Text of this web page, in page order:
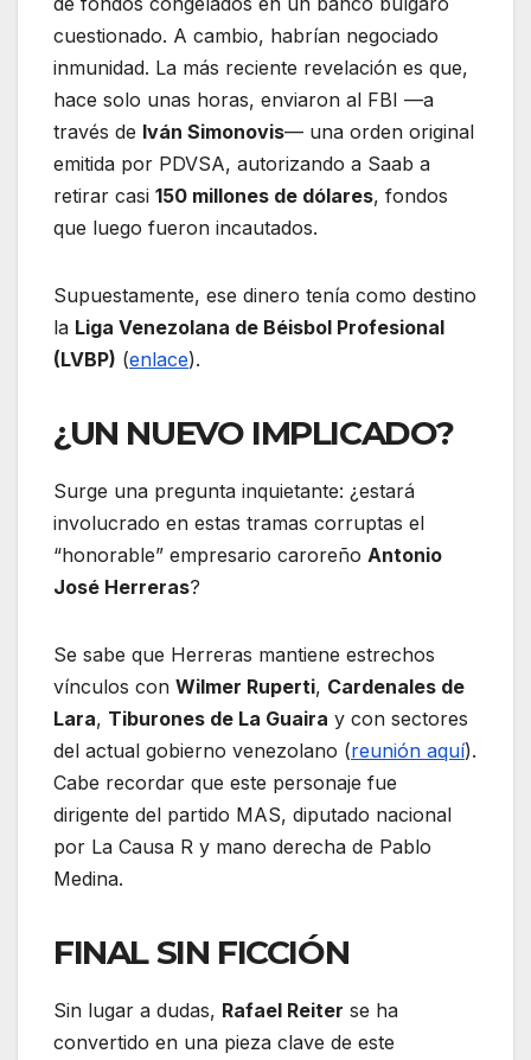
cuestionado. A cambio, habrían negociado
inmunidad. La más reciente revelación es que,
hace solo unas horas, enviaron al FBI —a
través de Iván Simonovis— una orden original
emitida por PDVSA, autorizando a Saab a
retirar casi 150 millones de dólares, fondos
que luego fueron incautados.
Supuestamente, ese dinero tenía como destino
la Liga Venezolana de Béisbol Profesional
(LVBP) (enlace).
¿UN NUEVO IMPLICADO?
Surge una pregunta inquietante: ¿estará
involucrado en estas tramas corruptas el
“honorable” empresario caroreño Antonio
José Herreras?
Se sabe que Herreras mantiene estrechos
vínculos con Wilmer Ruperti, Cardenales de
Lara, Tiburones de La Guaira y con sectores
del actual gobierno venezolano (reunión aquí).
Cabe recordar que este personaje fue
dirigente del partido MAS, diputado nacional
por La Causa R y mano derecha de Pablo
Medina.
FINAL SIN FICCIÓN
Sin lugar a dudas, Rafael Reiter se ha
convertido en una pieza clave de este